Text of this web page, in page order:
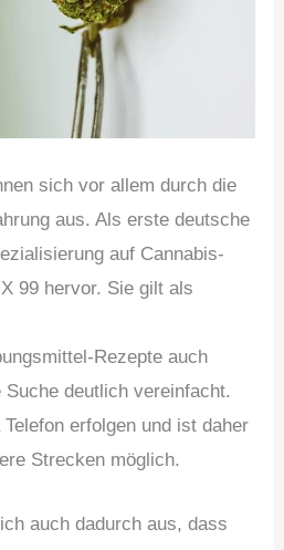
sich vor allem durch die
aus. Als erste deutsche
auf Cannabis-
99 hervor. Sie gilt als
Rezepte auch
deutlich vereinfacht.
erfolgen und ist daher
Strecken möglich.
auch dadurch aus, dass